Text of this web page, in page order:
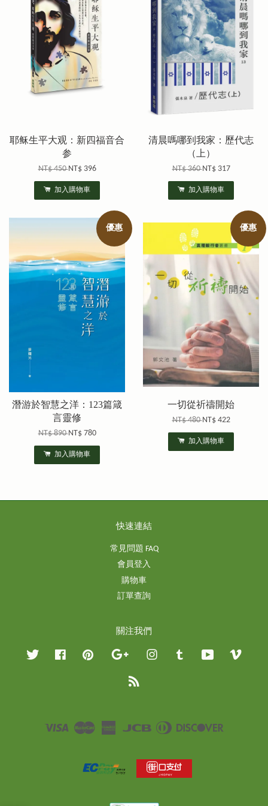
耶稣生平大观：新四福音合
参
NT$ 450NT$ 396
加入購物車
清晨嗎哪到我家：歷代志
（上）
NT$ 360NT$ 317
加入購物車
優惠
潛游於智慧之洋：123篇箴
言靈修
NT$ 890NT$ 780
加入購物車
優惠
一切從祈禱開始
NT$ 480NT$ 422
加入購物車
快速連結
常見問題 FAQ
會員登入
購物車
訂單查詢
關注我們
Twitter Facebook Pinterest Google InstagramTumblr YouTube
Visa Master
American
JCB
Diners